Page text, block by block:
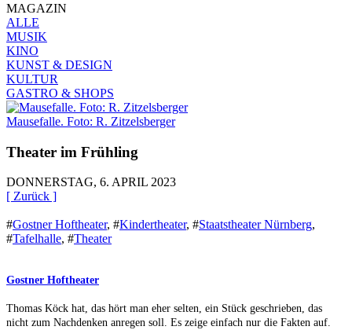
MAGAZIN
ALLE
MUSIK
KINO
KUNST & DESIGN
KULTUR
GASTRO & SHOPS
Mausefalle. Foto: R. Zitzelsberger
Theater im Frühling
DONNERSTAG, 6. APRIL 2023
[ Zurück ]
#Gostner Hoftheater, #Kindertheater, #Staatstheater Nürnberg,
#Tafelhalle, #Theater
Gostner Hoftheater
Thomas Köck hat, das hört man eher selten, ein Stück geschrieben, das
nicht zum Nachdenken anregen soll. Es zeige einfach nur die Fakten auf.